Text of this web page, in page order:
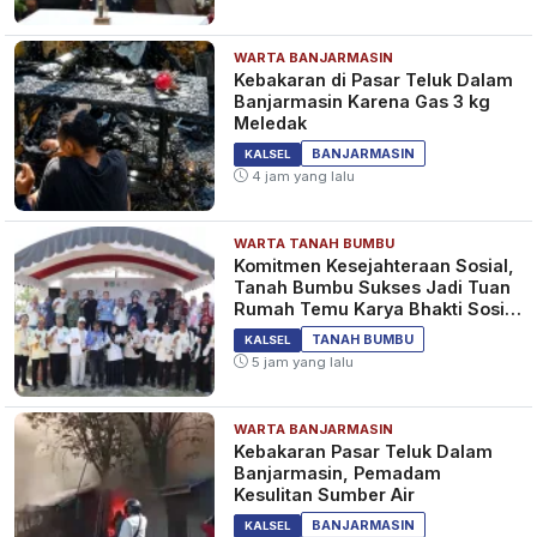
WARTA BANJARMASIN
Kebakaran di Pasar Teluk Dalam
Banjarmasin Karena Gas 3 kg
Meledak
KALSEL
BANJARMASIN
4 jam yang lalu
WARTA TANAH BUMBU
Komitmen Kesejahteraan Sosial,
Tanah Bumbu Sukses Jadi Tuan
Rumah Temu Karya Bhakti Sosial
PSM Ke-23
KALSEL
TANAH BUMBU
5 jam yang lalu
WARTA BANJARMASIN
Kebakaran Pasar Teluk Dalam
Banjarmasin, Pemadam
Kesulitan Sumber Air
KALSEL
BANJARMASIN